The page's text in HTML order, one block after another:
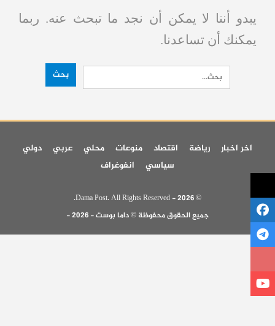
يبدو أننا لا يمكن أن نجد ما تبحث عنه. ربما
يمكنك أن تساعدنا.
اخر اخبار رياضة اقتصاد منوعات محلي عربي
دولي
سياسي
انفوغراف
© 2026 - Dama Post. All Rights Reserved.
جميع الحقوق محفوظة © داما بوست - 2026 -